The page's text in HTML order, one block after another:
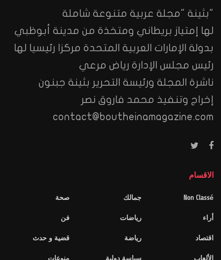
"بثينة "مجلة عربية متنوعة شاملة
لها إمتياز بريطاني ومتخذة من مدينة أبوظبي
بدولة الإمارات العربية المتحدة مركزا رئيسيا لها
رئيس مجلس الإدارة رياض مرعي
ناشرة المجلة ورئيسة التحرير بثينة جبنون
إخراج وتنفيذ محمد فاروق نصر
contact@boutheinamagazine.com
الاقسام
Non Classé
أراء
اقتصاد
جمالك
رياضات
رياضة
صحة
فن
قضية و حدث